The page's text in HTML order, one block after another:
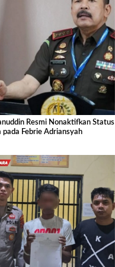
Resmi Nonaktifkan Status
pada Febrie Adriansyah